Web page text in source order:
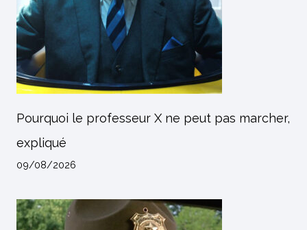
Pourquoi le professeur X ne peut pas marcher,
expliqué
09/08/2026